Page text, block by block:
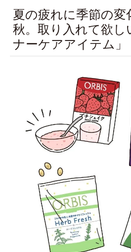
夏の疲れに季節の変
秋。取り入れて欲し
ナーケアアイテム」